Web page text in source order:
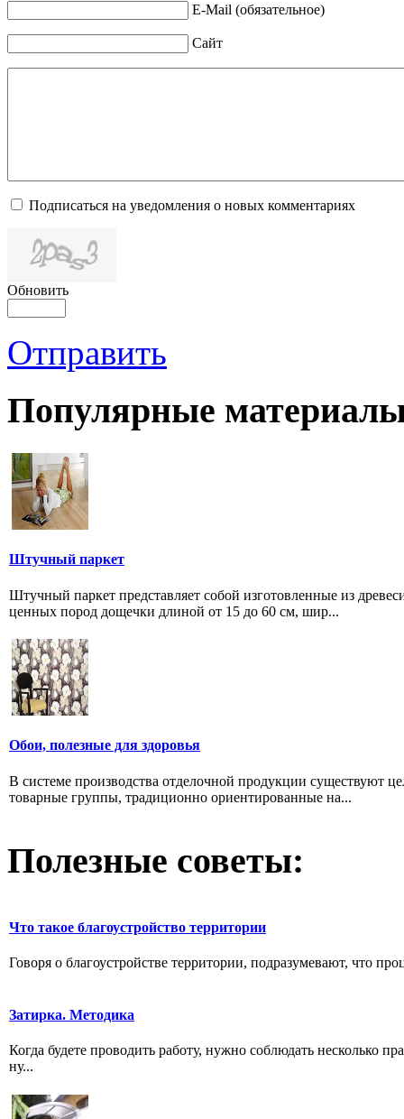
E-Mail (обязательное)
Сайт
Подписаться на уведомления о новых комментариях
Обновить
Отправить
Популярные
Штучный паркет
Штучный паркет представляет собой изготовленные из
ценных пород дощечки длиной от 15 до 60 см, шир...
Обои, полезные для здоровья
В системе производства отделочной продукции существуют
товарные группы, традиционно ориентированные на...
Полезные советы:
Что такое благоустройство территории
Говоря о благоустройстве территории, подразумевают, что
Затирка. Методика
Когда будете проводить работу, нужно соблюдать несколько
ну...